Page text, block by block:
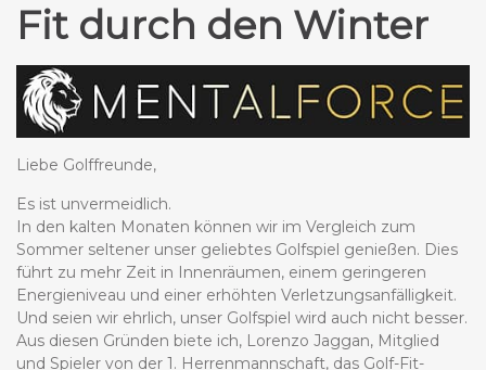
Fit durch den Winter
Liebe Golffreunde,
Es ist unvermeidlich.
In den kalten Monaten können wir im Vergleich zum
Sommer seltener unser geliebtes Golfspiel genießen. Dies
führt zu mehr Zeit in Innenräumen, einem geringeren
Energieniveau und einer erhöhten Verletzungsanfälligkeit.
Und seien wir ehrlich, unser Golfspiel wird auch nicht besser.
Aus diesen Gründen biete ich, Lorenzo Jaggan, Mitglied
und Spieler von der 1. Herrenmannschaft, das Golf-Fit-